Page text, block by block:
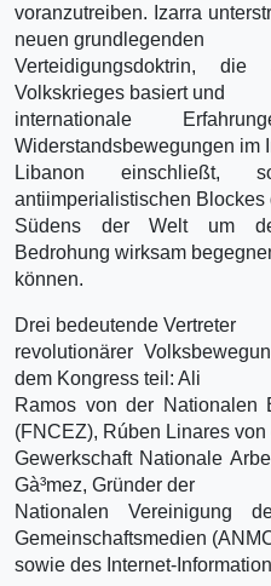
voranzutreiben. Izarra
neuen grundlegenden
Verteidigungsdoktrin,
Volkskrieges basiert und
internationale
Widerstandsbewegungen im
Libanon
antiimperialistischen Blockes
Südens der Welt um
Bedrohung wirksam
können.
Drei bedeutende Vertreter
revolutionärer
dem Kongress teil: Ali
Ramos von der Nationalen
(FNCEZ), Rúben Linares von
Gewerkschaft Nationale
Gà³mez, Gründer der
Nationalen Vereinigung
Gemeinschaftsmedien
sowie des Internet-